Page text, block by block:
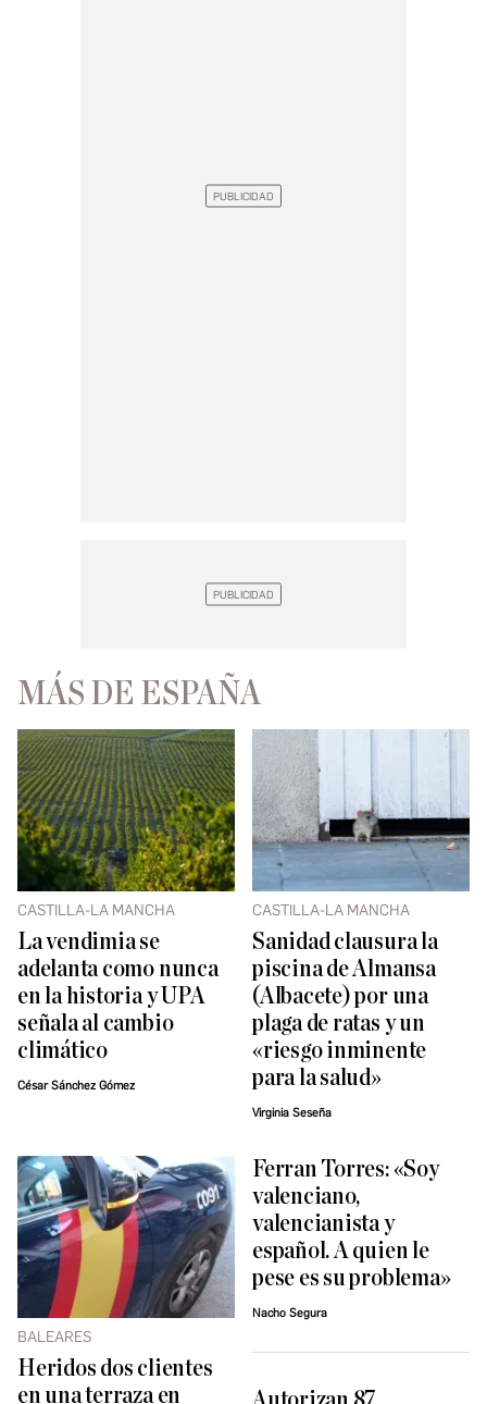
MÁS DE ESPAÑA
CASTILLA-LA MANCHA
La vendimia se
adelanta como nunca
en la historia y UPA
señala al cambio
climático
César Sánchez Gómez
CASTILLA-LA MANCHA
Sanidad clausura la
piscina de Almansa
(Albacete) por una
plaga de ratas y un
«riesgo inminente
para la salud»
Virginia Seseña
BALEARES
Heridos dos clientes
en una terraza en
Ferran Torres: «Soy
valenciano,
valencianista y
español. A quien le
pese es su problema»
Nacho Segura